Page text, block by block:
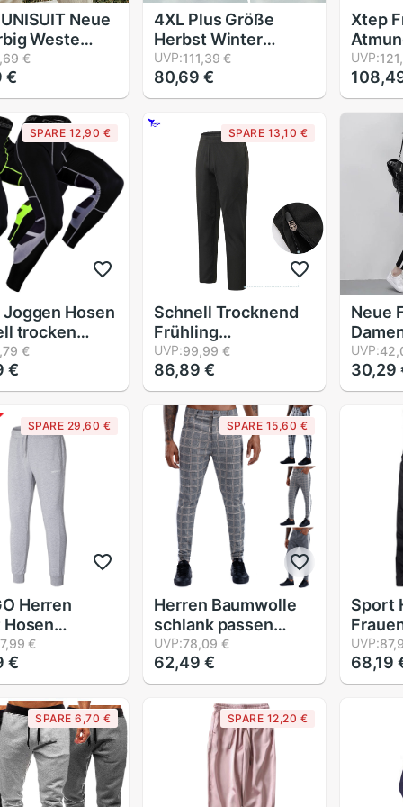
Neue
Weste
Lange
verlieren
lässig
€
€
4XL Plus Größe
Herbst Winter
Frauen Sport
Schlauch verlieren
Lange, Breite Bein
Jogginghose
Joggen ÜSpund
trainieren Lässige
Spur keuchen
Schlauch
UVP:111,39 €
80,69 €
Xtep
Sport
UVP:
SPARE 12,90 €
Joggen Hosen
trocken
Jogger
Hosen
€
€
SPARE 13,10 €
Schnell Trocknend
Frühling
Atmungsaktive
Herren Joggen
Schlauch Lauf
Hosen Fitnessstudio
Sport Jogginghose
Elastische Fitness
trainieren Taschen
Sportbekleidung
UVP:99,99 €
86,89 €
Neue
unisex
Hosen
Taille
UVP:
30,29
SPARE 29,60 €
Herren
Laufen
schnell
Fitness
Jogger
€
€
SPARE 15,60 €
Herren Baumwolle
schlank passen
Hosen Dünne
Chinos Jogger
Hosen lässig
Knöchel Länge
Streetwear Plaid
Seite Streifen
Bleistift Hosen
UVP:78,09 €
62,49 €
Sport
Hosen
Ski
UVP:
68,19
SPARE 6,70 € SPARE 12,20 €